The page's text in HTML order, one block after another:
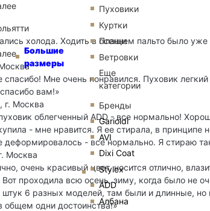
Большие
размеры
Пуховики
Куртки
Плащи
Ветровки
Еще
категории
Бренды
Garioldi
AVI
Dixi Coat
Stylex
ADD
Албана
холода. Ходить в осеннем пальто было уже
спасибо! Мне очень понравился. Пуховик
вам!»
г. Москва
облегченный ADD - все нормально!
- мне нравится. Я ее стирала, в
деформировалось - все нормально. Я стираю
Москва
очень красивый цвет, носится отлично,
проходила всю осень, зиму, когда было не
штук 6 разных моделей, там были и длинные, но
общем одни достоинства!»